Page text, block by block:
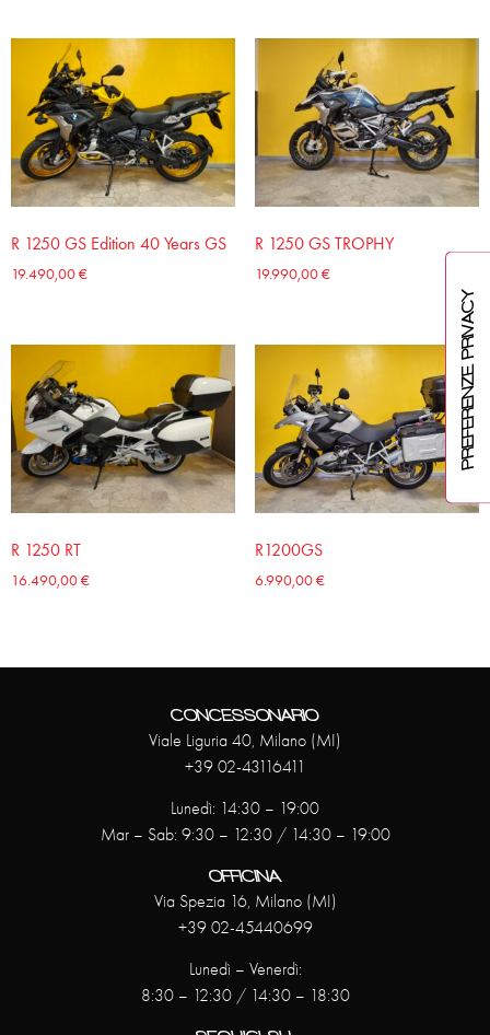
R 1250 GS Edition 40 Years GS
19.490,00€
R 1250 GS TROPHY
19.990,00€
R 1250 RT
16.490,00€
R1200GS
6.990,00€
CONCESSONARIO
Viale Liguria 40, Milano (MI)
+39 02-43116411
Lunedì: 14:30 – 19:00
Mar – Sab: 9:30 – 12:30 / 14:30 – 19:00
OFFICINA
Via Spezia 16, Milano (MI)
+39 02-45440699
Lunedì – Venerdì:
8:30 – 12:30 / 14:30 – 18:30